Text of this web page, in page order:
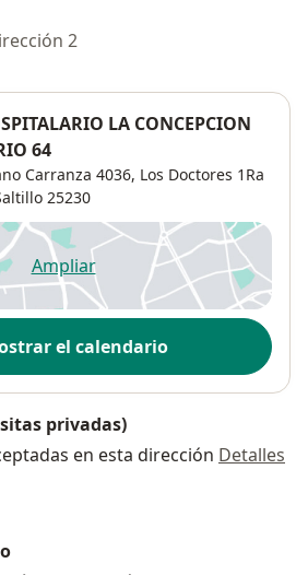
2
LA CONCEPCION
64
Carranza 4036, Los Doctores 1Ra
25230
Ampliarse abre en una nueva
el calendario
privadas)
en esta dirección Detalles